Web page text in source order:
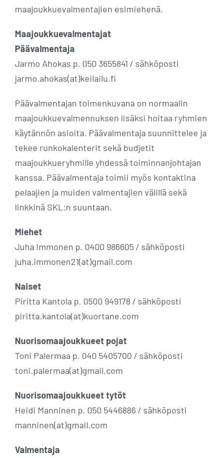
maajoukkuevalmentajien esimiehenä.
Maajoukkuevalmentajat
Päävalmentaja
Jarmo Ahokas p. 050 3655841 / sähköposti
jarmo.ahokas(at)keilailu.fi
Päävalmentajan toimenkuvana on normaalin
maajoukkuevalmennuksen lisäksi hoitaa ryhmien
käytännön asioita. Päävalmentaja suunnittelee ja
tekee runkokalenterit sekä budjetit
maajoukkueryhmille yhdessä toiminnanjohtajan
kanssa. Päävalmentaja toimii myös kontaktina
pelaajien ja muiden valmentajien välillä sekä
linkkinä SKL:n suuntaan.
Miehet
Juha Immonen p. 0400 986605 / sähköposti
juha.immonen21(at)gmail.com
Naiset
Piritta Kantola p. 0500 949178 / sähköposti
piritta.kantola(at)kuortane.com
Nuorisomaajoukkueet pojat
Toni Palermaa p. 040 5405700 / sähköposti
toni.palermaa(at)gmail.com
Nuorisomaajoukkueet tytöt
Heidi Manninen p. 050 5446886 / sähköposti
manninen(at)gmail.com
Valmentaja